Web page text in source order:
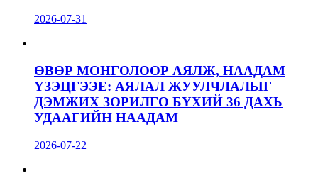
2026-07-31
ӨВӨР МОНГОЛООР АЯЛЖ, НААДАМ
ҮЗЭЦГЭЭЕ: АЯЛАЛ ЖУУЛЧЛАЛЫГ
ДЭМЖИХ ЗОРИЛГО БҮХИЙ 36 ДАХЬ
УДААГИЙН НААДАМ
2026-07-22